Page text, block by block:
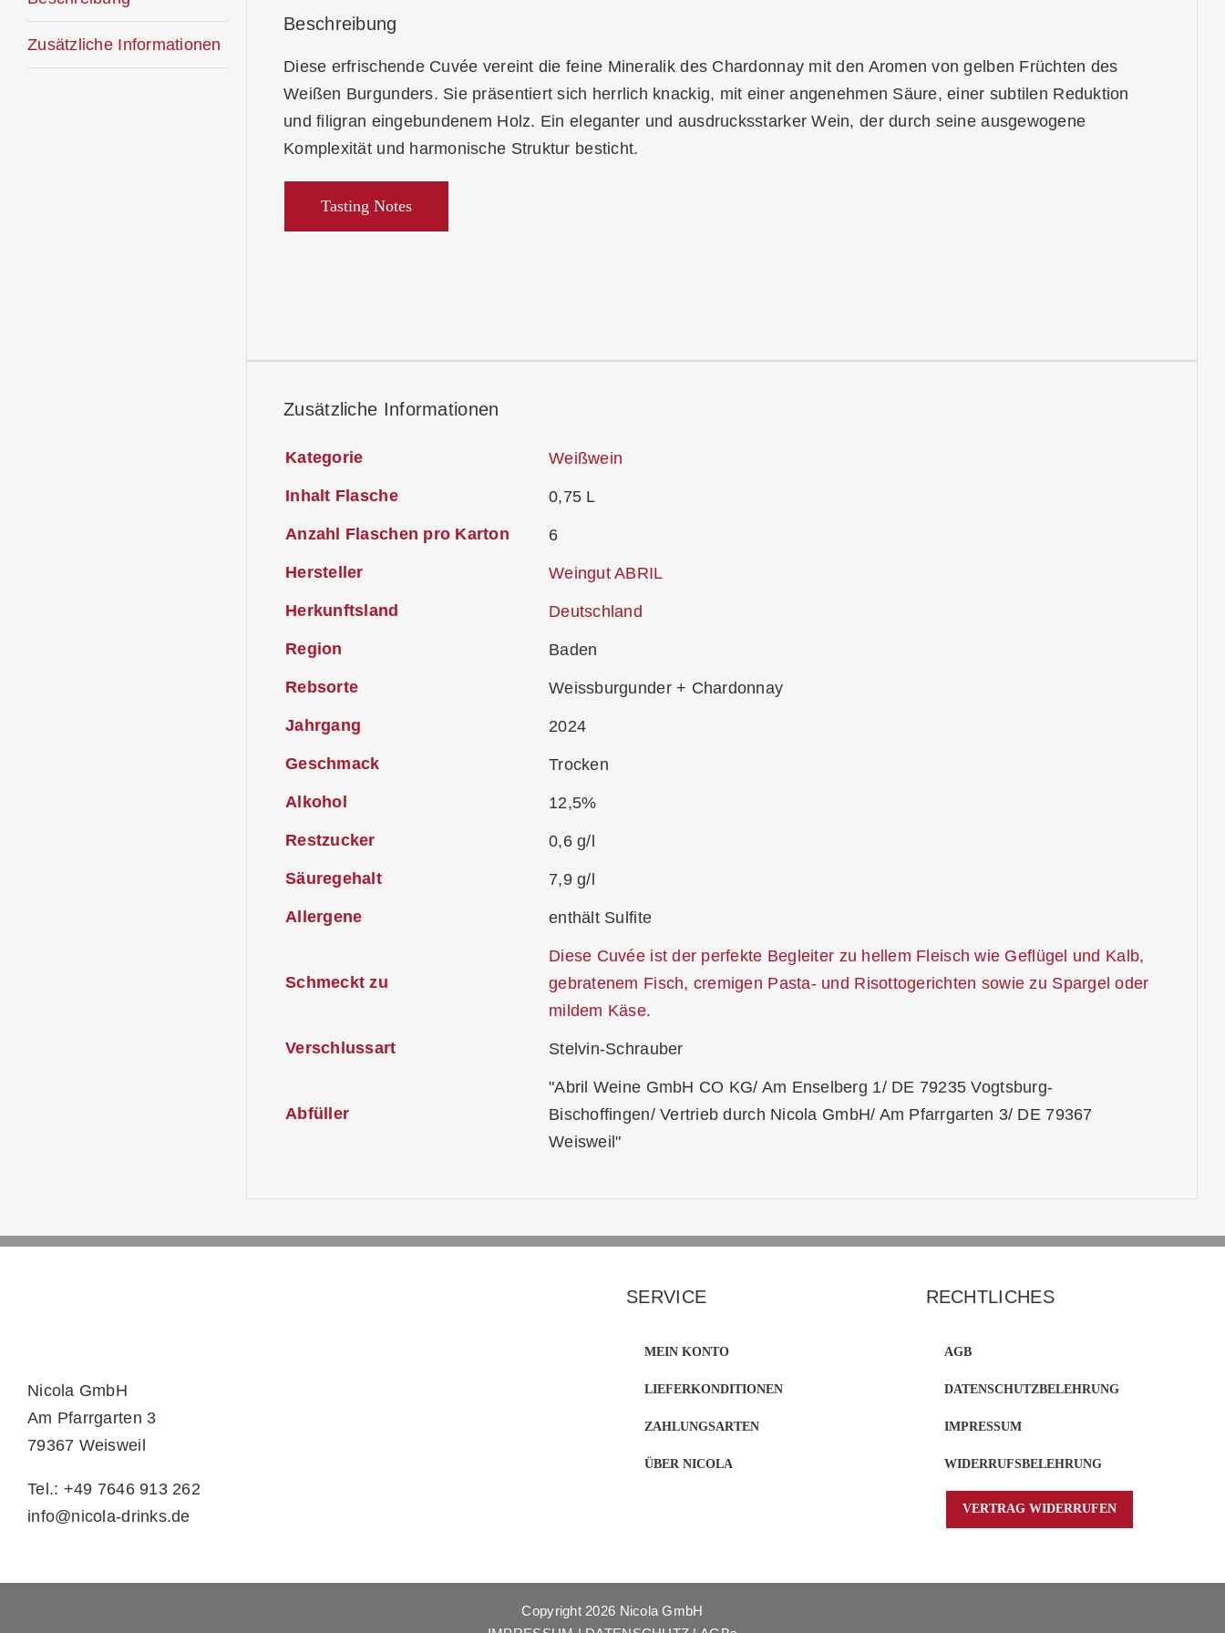
Zusätzliche Informationen
Beschreibung
Diese erfrischende Cuvée vereint die feine Mineralik des Chardonnay mit den Aromen von gelben Früchten des
Weißen Burgunders. Sie präsentiert sich herrlich knackig, mit einer angenehmen Säure, einer subtilen Reduktion
und filigran eingebundenem Holz. Ein eleganter und ausdrucksstarker Wein, der durch seine ausgewogene
Komplexität und harmonische Struktur besticht.
Tasting Notes
Zusätzliche Informationen
Kategorie Weißwein
Inhalt Flasche 0,75 L
Anzahl Flaschen pro Karton 6
Hersteller Weingut ABRIL
Herkunftsland Deutschland
Region Baden
Rebsorte Weissburgunder + Chardonnay
Jahrgang 2024
Geschmack Trocken
Alkohol 12,5%
Restzucker 0,6 g/l
Säuregehalt 7,9 g/l
Allergene enthält Sulfite
Schmeckt zu
Diese Cuvée ist der perfekte Begleiter zu hellem Fleisch wie Geflügel und Kalb,
gebratenem Fisch, cremigen Pasta- und Risottogerichten sowie zu Spargel oder
mildem Käse.
Verschlussart Stelvin-Schrauber
Abfüller
"Abril Weine GmbH CO KG/ Am Enselberg 1/ DE 79235 Vogtsburg-
Bischoffingen/ Vertrieb durch Nicola GmbH/ Am Pfarrgarten 3/ DE 79367
Weisweil"
Nicola GmbH
Am Pfarrgarten 3
79367 Weisweil
Tel.: +49 7646 913 262
info@nicola-drinks.de
SERVICE
MEIN KONTO
LIEFERKONDITIONEN
ZAHLUNGSARTEN
ÜBER NICOLA
RECHTLICHES
AGB
DATENSCHUTZBELEHRUNG
IMPRESSUM
WIDERRUFSBELEHRUNG
VERTRAG WIDERRUFEN
Copyright 2026 Nicola GmbH